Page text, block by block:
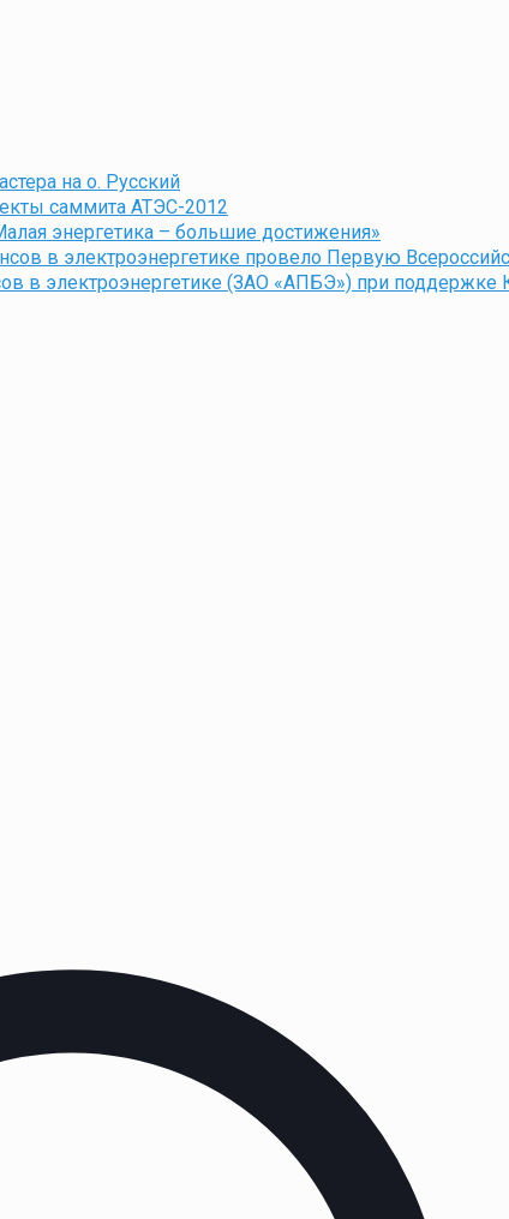
на о. Русский
саммита АТЭС-2012
энергетика – большие достижения»
в электроэнергетике провело Первую
в электроэнергетике (ЗАО «АПБЭ») при поддержке